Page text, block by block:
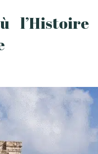
l’Histoire